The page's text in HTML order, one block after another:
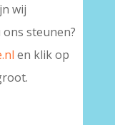
wij
steunen?
en klik op